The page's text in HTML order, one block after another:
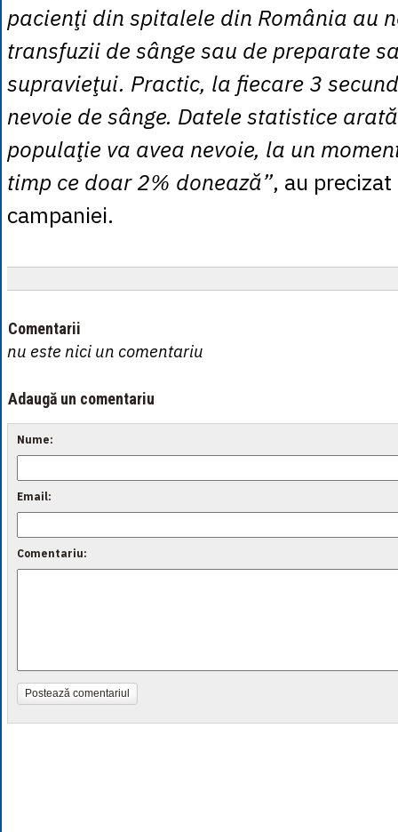
pacienţi din spitalele din România au
transfuzii de sânge sau de preparate
supravieţui. Practic, la fiecare 3
nevoie de sânge. Datele statistice
populaţie va avea nevoie, la un
timp ce doar 2% donează”, au
campaniei.
Comentarii
nu este nici un comentariu
Adaugă un comentariu
Nume:
Email:
Comentariu:
Postează comentariul